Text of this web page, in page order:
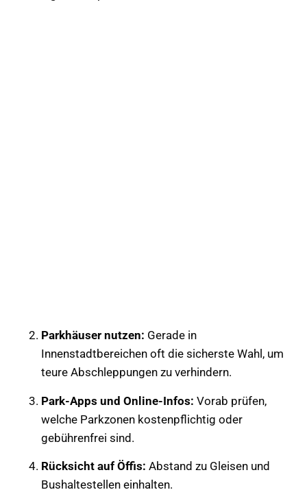
Parkhäuser nutzen: Gerade in
Innenstadtbereichen oft die sicherste Wahl, um
teure Abschleppungen zu verhindern.
Park-Apps und Online-Infos: Vorab prüfen,
welche Parkzonen kostenpflichtig oder
gebührenfrei sind.
Rücksicht auf Öffis: Abstand zu Gleisen und
Bushaltestellen einhalten.